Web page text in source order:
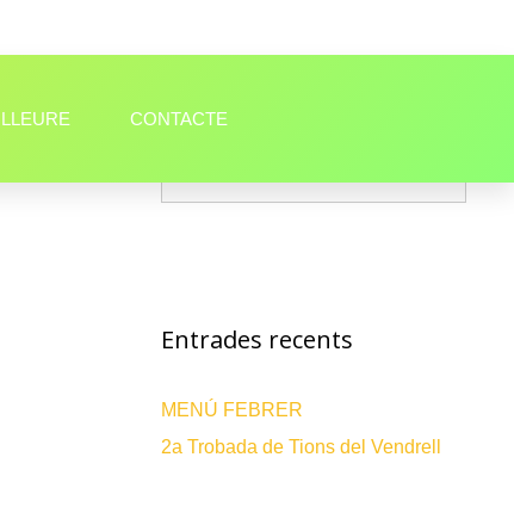
LLEURE CONTACTE
Entrades recents
MENÚ FEBRER
2a Trobada de Tions del Vendrell